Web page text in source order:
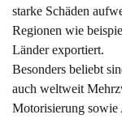
starke Schäden
Regionen wie
Länder exportiert.
Besonders beliebt
auch weltweit
Motorisierung sowie